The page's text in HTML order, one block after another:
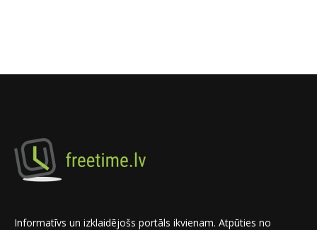
Informatīvs un izklaidējošs portāls ikvienam. Atpūties no